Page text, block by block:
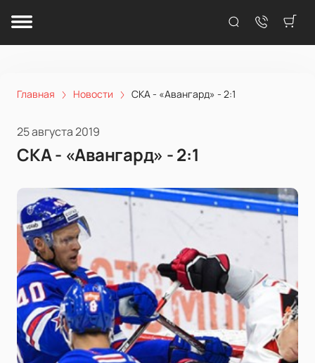
Главная Новости СКА - «Авангард» - 2:1
25 августа 2019
СКА - «Авангард» - 2:1